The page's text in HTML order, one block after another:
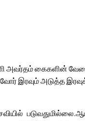
கைகளின்
இரவும் அடுத்த
படுவதுமில்லை.